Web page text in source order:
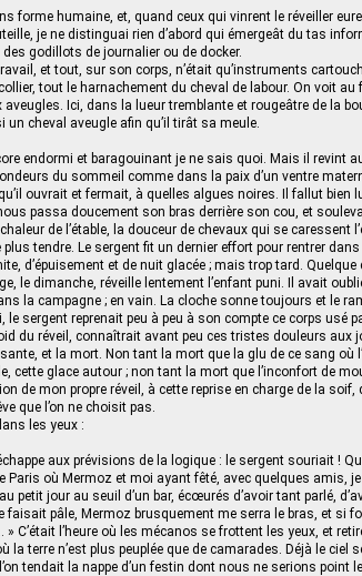
forme humaine, et, quand ceux qui vinrent le réveiller
je ne distinguai rien d’abord qui émergeât du tas
godillots de journalier ou de docker.
et tout, sur son corps, n’était qu’instruments
tout le harnachement du cheval de labour. On voit au
Ici, dans la lueur tremblante et rougeâtre de la
cheval aveugle afin qu’il tirât sa meule.
endormi et baragouinant je ne sais quoi. Mais il revint
du sommeil comme dans la paix d’un ventre
ouvrait et fermait, à quelles algues noires. Il fallut bien
passa doucement son bras derrière son cou, et
de l’étable, la douceur de chevaux qui se caressent
tendre. Le sergent fit un dernier effort pour rentrer
d’épuisement et de nuit glacée ; mais trop tard. Quelque
le dimanche, réveille lentement l’enfant puni. Il avait
la campagne ; en vain. La cloche sonne toujours et le
sergent reprenait peu à peu à son compte ce corps usé
du réveil, connaîtrait avant peu ces tristes douleurs aux
et la mort. Non tant la mort que la glu de ce sang où
cette glace autour ; non tant la mort que l’inconfort de
de mon propre réveil, à cette reprise en charge de la soif,
que l’on ne choisit pas.
les yeux :
aux prévisions de la logique : le sergent souriait !
Paris où Mermoz et moi ayant fêté, avec quelques amis,
jour au seuil d’un bar, écœurés d’avoir tant parlé,
pâle, Mermoz brusquement me serra le bras, et si
» C’était l’heure où les mécanos se frottent les yeux, et
la terre n’est plus peuplée que de camarades. Déjà le ciel
tendait la nappe d’un festin dont nous ne serions point